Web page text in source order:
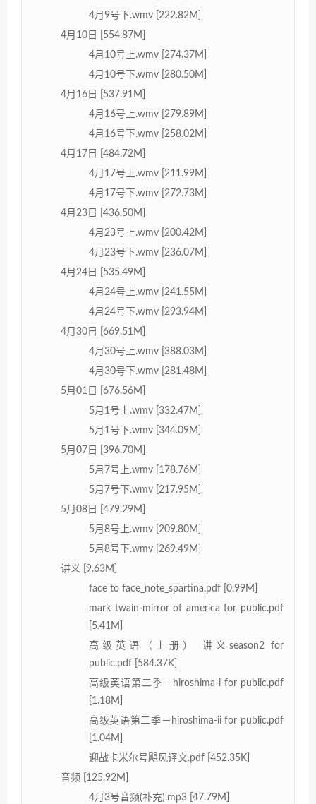
4月9号下.wmv [222.82M]
4月10日 [554.87M]
4月10号上.wmv [274.37M]
4月10号下.wmv [280.50M]
4月16日 [537.91M]
4月16号上.wmv [279.89M]
4月16号下.wmv [258.02M]
4月17日 [484.72M]
4月17号上.wmv [211.99M]
4月17号下.wmv [272.73M]
4月23日 [436.50M]
4月23号上.wmv [200.42M]
4月23号下.wmv [236.07M]
4月24日 [535.49M]
4月24号上.wmv [241.55M]
4月24号下.wmv [293.94M]
4月30日 [669.51M]
4月30号上.wmv [388.03M]
4月30号下.wmv [281.48M]
5月01日 [676.56M]
5月1号上.wmv [332.47M]
5月1号下.wmv [344.09M]
5月07日 [396.70M]
5月7号上.wmv [178.76M]
5月7号下.wmv [217.95M]
5月08日 [479.29M]
5月8号上.wmv [209.80M]
5月8号下.wmv [269.49M]
讲义 [9.63M]
face to face_note_spartina.pdf [0.99M]
mark twain-mirror of america for public.pdf
[5.41M]
高级英语（上册） 讲义season2 for
public.pdf [584.37K]
高级英语第二季－hiroshima-i for public.pdf
[1.18M]
高级英语第二季－hiroshima-ii for public.pdf
[1.04M]
迎战卡米尔号飓风译文.pdf [452.35K]
音频 [125.92M]
4月3号音频(补充).mp3 [47.79M]